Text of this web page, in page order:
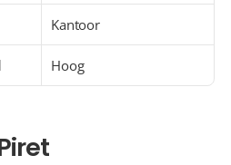
Kantoor
Hoog